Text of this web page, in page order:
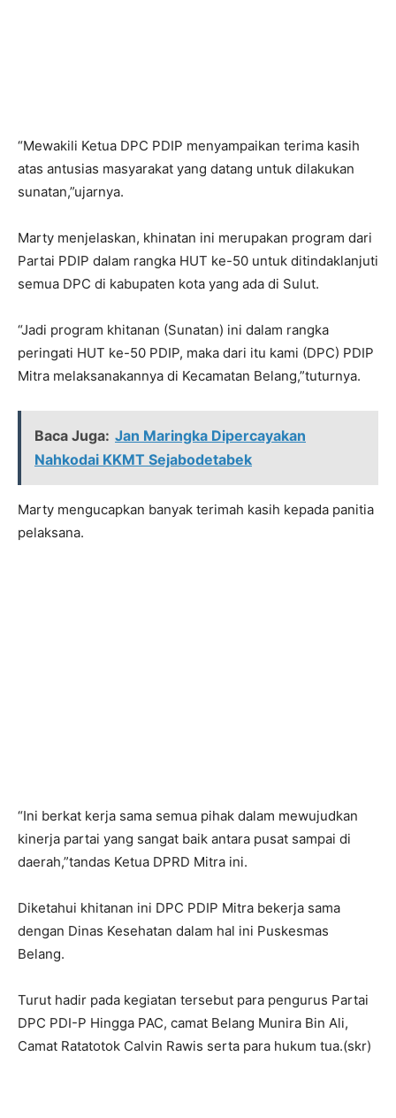
“Mewakili Ketua DPC PDIP menyampaikan terima kasih
atas antusias masyarakat yang datang untuk dilakukan
sunatan,”ujarnya.
Marty menjelaskan, khinatan ini merupakan program dari
Partai PDIP dalam rangka HUT ke-50 untuk ditindaklanjuti
semua DPC di kabupaten kota yang ada di Sulut.
“Jadi program khitanan (Sunatan) ini dalam rangka
peringati HUT ke-50 PDIP, maka dari itu kami (DPC) PDIP
Mitra melaksanakannya di Kecamatan Belang,”tuturnya.
Baca Juga: Jan Maringka Dipercayakan
Nahkodai KKMT Sejabodetabek
Marty mengucapkan banyak terimah kasih kepada panitia
pelaksana.
“Ini berkat kerja sama semua pihak dalam mewujudkan
kinerja partai yang sangat baik antara pusat sampai di
daerah,”tandas Ketua DPRD Mitra ini.
Diketahui khitanan ini DPC PDIP Mitra bekerja sama
dengan Dinas Kesehatan dalam hal ini Puskesmas
Belang.
Turut hadir pada kegiatan tersebut para pengurus Partai
DPC PDI-P Hingga PAC, camat Belang Munira Bin Ali,
Camat Ratatotok Calvin Rawis serta para hukum tua.(skr)